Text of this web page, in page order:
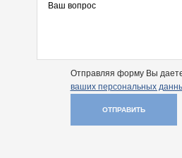
Отправляя форму Вы
ваших персональных
ОТПРАВИТЬ